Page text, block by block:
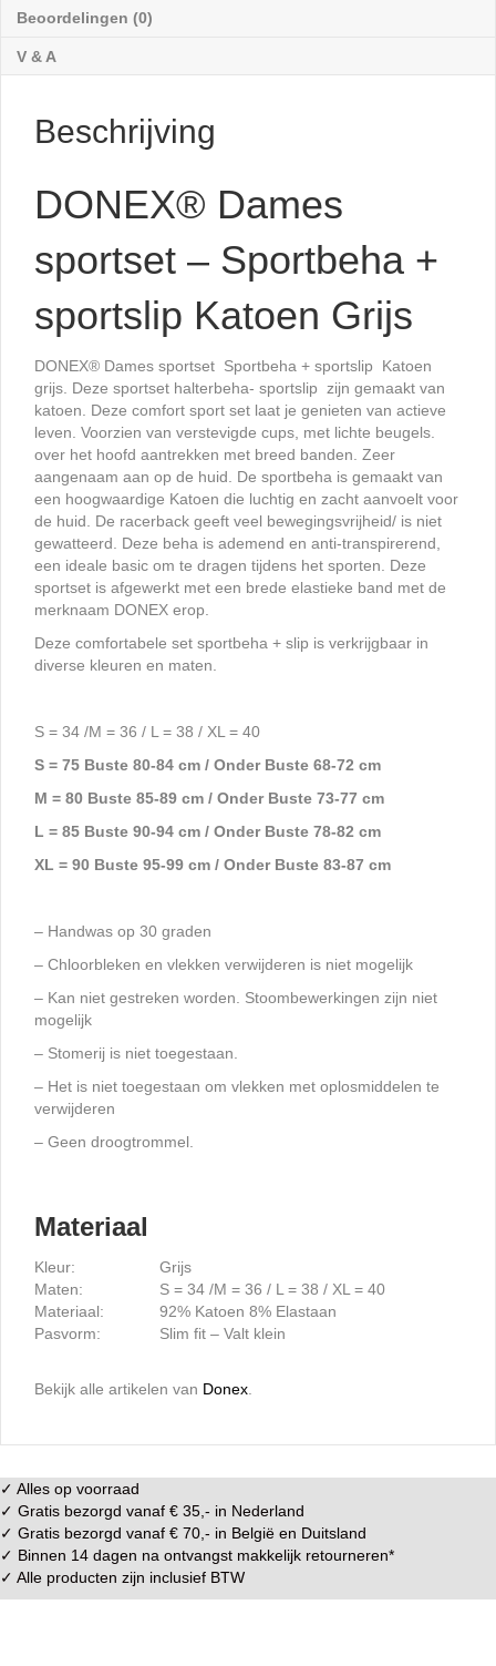
Beoordelingen (0)
V & A
Beschrijving
DONEX® Dames
sportset – Sportbeha +
sportslip Katoen Grijs
DONEX® Dames sportset Sportbeha + sportslip Katoen
grijs. Deze sportset halterbeha- sportslip zijn gemaakt van
katoen. Deze comfort sport set laat je genieten van actieve
leven. Voorzien van verstevigde cups, met lichte beugels.
over het hoofd aantrekken met breed banden. Zeer
aangenaam aan op de huid. De sportbeha is gemaakt van
een hoogwaardige Katoen die luchtig en zacht aanvoelt voor
de huid. De racerback geeft veel bewegingsvrijheid/ is niet
gewatteerd. Deze beha is ademend en anti-transpirerend,
een ideale basic om te dragen tijdens het sporten. Deze
sportset is afgewerkt met een brede elastieke band met de
merknaam DONEX erop.
Deze comfortabele set sportbeha + slip is verkrijgbaar in
diverse kleuren en maten.
S = 34 /M = 36 / L = 38 / XL = 40
S = 75 Buste 80-84 cm / Onder Buste 68-72 cm
M = 80 Buste 85-89 cm / Onder Buste 73-77 cm
L = 85 Buste 90-94 cm / Onder Buste 78-82 cm
XL = 90 Buste 95-99 cm / Onder Buste 83-87 cm
– Handwas op 30 graden
– Chloorbleken en vlekken verwijderen is niet mogelijk
– Kan niet gestreken worden. Stoombewerkingen zijn niet
mogelijk
– Stomerij is niet toegestaan.
– Het is niet toegestaan ​​om vlekken met oplosmiddelen te
verwijderen
– Geen droogtrommel.
Materiaal
Kleur:
Grijs
Maten:
S = 34 /M = 36 / L = 38 / XL = 40
Materiaal:
92% Katoen 8% Elastaan
Pasvorm:
Slim fit – Valt klein
Bekijk alle artikelen van Donex
✓ Alles op voorraad
✓ Gratis bezorgd vanaf € 35,- in Nederland
✓ Gratis bezorgd vanaf € 70,- in België en Duitsland
✓ Binnen 14 dagen na ontvangst makkelijk retourneren*
✓ Alle producten zijn inclusief BTW